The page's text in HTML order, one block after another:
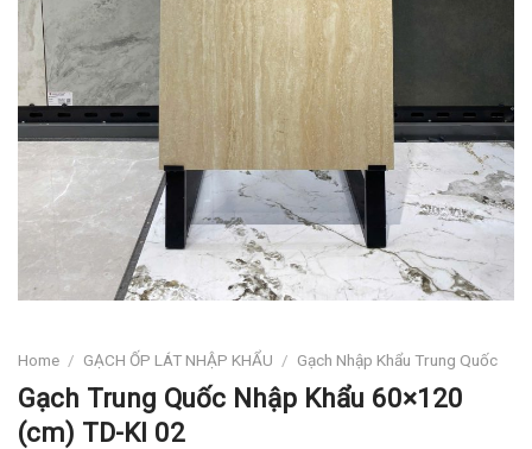
Home / GẠCH ỐP LÁT NHẬP KHẨU / Gạch Nhập Khẩu Trung Quốc
Gạch Trung Quốc Nhập Khẩu 60×120
(cm) TD-Kl 02